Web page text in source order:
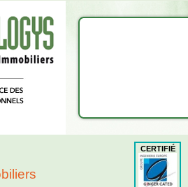
CERTIFIÉ